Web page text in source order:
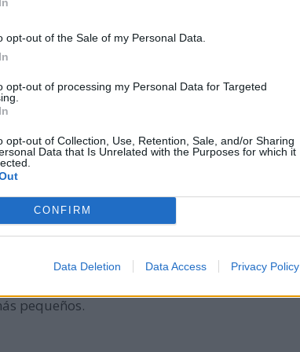
opt-out of the Sale of my Personal Data.
opt-out of processing my Personal Data for Targeted
opt-out of Collection, Use, Retention, Sale, and/or Sharing
Data that Is Unrelated with the Purposes for which it
CONFIRM
Data Deletion Data Access Privacy Policy
la responsabilidad de reparar el daño
y de proteger lo más valioso que
hijos.
la educación
granito de arena con estarecopilación de
conciencia ecología
la importancia de proteger la naturaleza
son los que legislan o no en base a la
en definitiva las que finalmente
ello es tan importante la sensibilización
pequeños.